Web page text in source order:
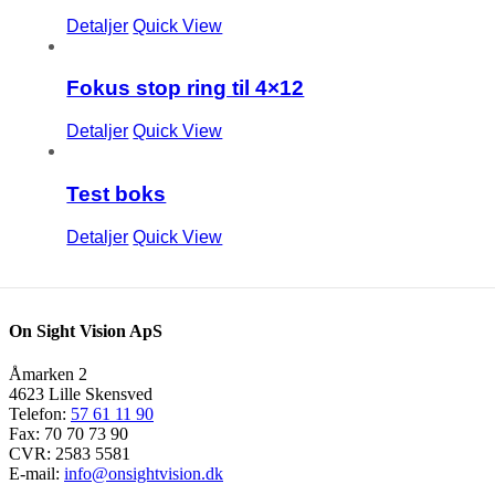
Detaljer Quick View
Fokus stop ring til 4×12
Detaljer Quick View
Test boks
Detaljer Quick View
On Sight Vision ApS
Åmarken 2
4623 Lille Skensved
Telefon: 57 61 11 90
Fax: 70 70 73 90
CVR: 2583 5581
E-mail: info@onsightvision.dk